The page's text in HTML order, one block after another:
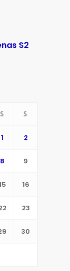
S2
S S
1 2
8 9
16
23
30